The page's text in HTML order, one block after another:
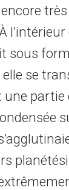
l’intérieur
sous
elle se
une partie